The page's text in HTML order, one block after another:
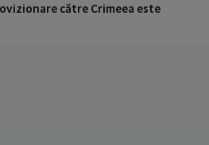
către Crimeea este